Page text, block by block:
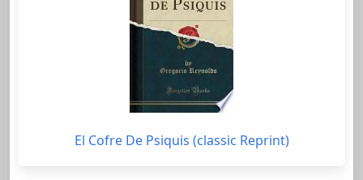
El Cofre De Psiquis (classic Reprint)